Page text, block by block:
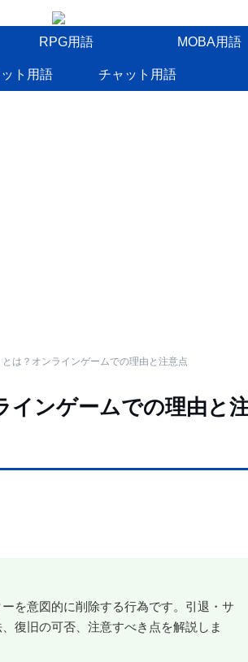
RPG用語 MOBA用語
ト用語 チャット用語
は？オンラインゲームでの理由と注意点
インゲームでの理由と
を意図的に削除する行為です。引退・サ
復旧の可否、注意すべき点を解説しま